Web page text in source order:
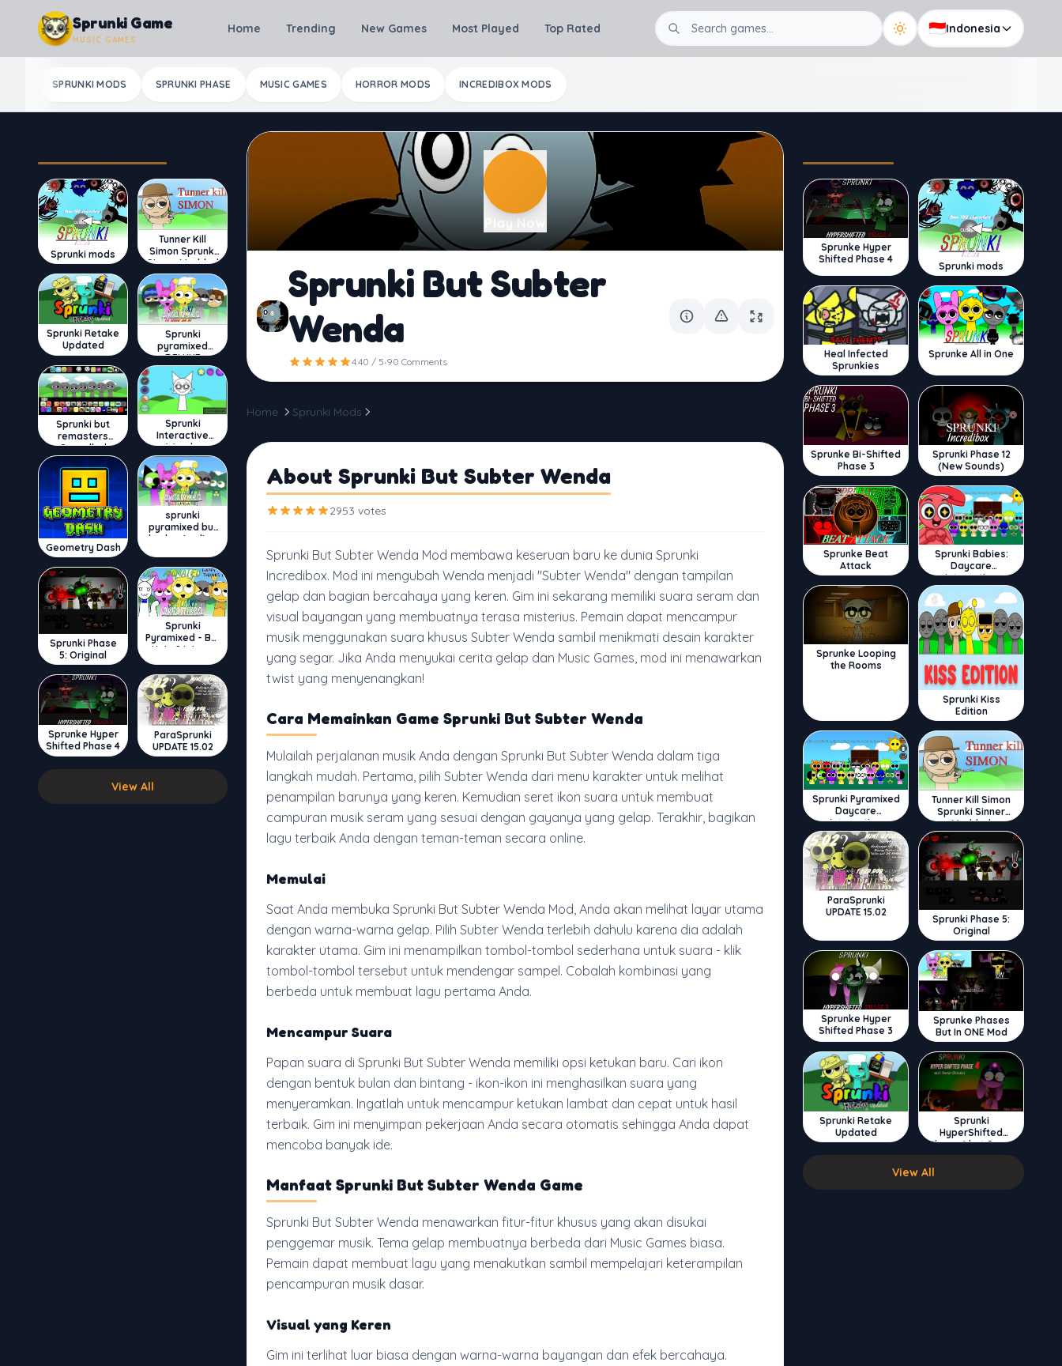
Skip to content
Sprunki Game
MUSIC GAMES
Home Trending New Games Most Played Top Rated 🇮🇩Indonesia
SPRUNKI MODS SPRUNKI PHASE MUSIC GAMES HORROR MODS INCREDIBOX MODS
Sprunki mods
Tunner Kill
Simon Sprunki
Sinner Modded
Sprunki Retake
Updated
Sprunki
pyramixed
DELUXE
Sprunki but
remasters
Cancelled
Sprunki
Interactive
Wenda
Geometry Dash
sprunki
pyramixed but
broker is alive
Sprunki Phase
5: Original
Sprunki
Pyramixed - But
Upin & Ipin oc
Sprunke Hyper
Shifted Phase 4
ParaSprunki
UPDATE 15.02
View All
Play Now
Sprunki But Subter
Wenda
4.40 / 5·90 Comments
Home Sprunki Mods
About Sprunki But Subter Wenda
2953 votes
Sprunki But Subter Wenda Mod membawa keseruan baru ke dunia Sprunki
Incredibox. Mod ini mengubah Wenda menjadi "Subter Wenda" dengan tampilan
gelap dan bagian bercahaya yang keren. Gim ini sekarang memiliki suara seram dan
visual bayangan yang membuatnya terasa misterius. Pemain dapat mencampur
musik menggunakan suara khusus Subter Wenda sambil menikmati desain karakter
yang segar. Jika Anda menyukai cerita gelap dan Music Games, mod ini menawarkan
twist yang menyenangkan!
Cara Memainkan Game Sprunki But Subter Wenda
Mulailah perjalanan musik Anda dengan Sprunki But Subter Wenda dalam tiga
langkah mudah. Pertama, pilih Subter Wenda dari menu karakter untuk melihat
penampilan barunya yang keren. Kemudian seret ikon suara untuk membuat
campuran musik seram yang sesuai dengan gayanya yang gelap. Terakhir, bagikan
lagu terbaik Anda dengan teman-teman secara online.
Memulai
Saat Anda membuka Sprunki But Subter Wenda Mod, Anda akan melihat layar utama
dengan warna-warna gelap. Pilih Subter Wenda terlebih dahulu karena dia adalah
karakter utama. Gim ini menampilkan tombol-tombol sederhana untuk suara - klik
tombol-tombol tersebut untuk mendengar sampel. Cobalah kombinasi yang
berbeda untuk membuat lagu pertama Anda.
Mencampur Suara
Papan suara di Sprunki But Subter Wenda memiliki opsi ketukan baru. Cari ikon
dengan bentuk bulan dan bintang - ikon-ikon ini menghasilkan suara yang
menyeramkan. Ingatlah untuk mencampur ketukan lambat dan cepat untuk hasil
terbaik. Gim ini menyimpan pekerjaan Anda secara otomatis sehingga Anda dapat
mencoba banyak ide.
Manfaat Sprunki But Subter Wenda Game
Sprunki But Subter Wenda menawarkan fitur-fitur khusus yang akan disukai
penggemar musik. Tema gelap membuatnya berbeda dari Music Games biasa.
Pemain dapat membuat lagu yang menakutkan sambil mempelajari keterampilan
pencampuran musik dasar.
Visual yang Keren
Gim ini terlihat luar biasa dengan warna-warna bayangan dan efek bercahaya.
Sprunke Hyper
Shifted Phase 4
Sprunki mods
Heal Infected
Sprunkies
Sprunke All in One
Sprunke Bi-Shifted
Phase 3
Sprunki Phase 12
(New Sounds)
Sprunke Beat
Attack
Sprunki Babies:
Daycare
Interactive
Sprunke Looping
the Rooms
Sprunki Kiss
Edition
Sprunki Pyramixed
Daycare
Interactive
Tunner Kill Simon
Sprunki Sinner
Modded
ParaSprunki
UPDATE 15.02
Sprunki Phase 5:
Original
Sprunke Hyper
Shifted Phase 3
Sprunke Phases
But In ONE Mod
Sprunki Retake
Updated
Sprunki
HyperShifted
Phase 4 but Swap
Double
View All